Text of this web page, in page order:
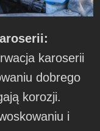
karoserii
dobrego
korozji.
i